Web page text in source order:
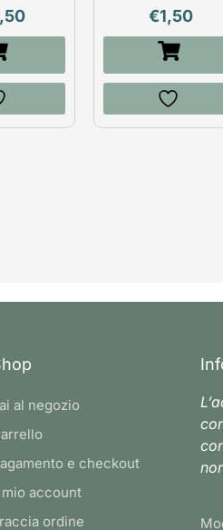
€1,50
al negozio
e checkout
mio account
ordine